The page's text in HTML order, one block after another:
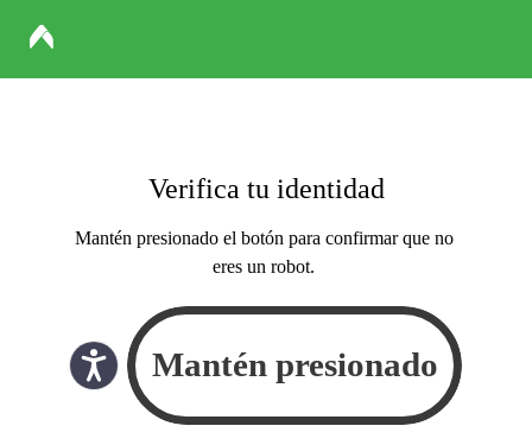
Verifica tu identidad
Mantén presionado el botón para confirmar que no
eres un robot.